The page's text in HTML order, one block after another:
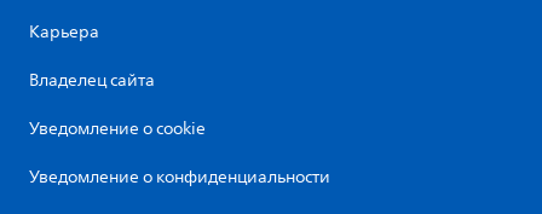
Карьера
Владелец сайта
Уведомление о cookie
Уведомление о конфиденциальности